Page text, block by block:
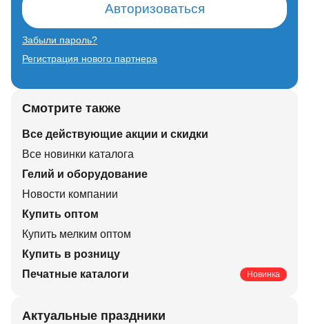
Авторизоваться
Забыли пароль?
Регистрация нового партнера
Смотрите также
Все действующие акции и скидки
Все новинки каталога
Гелий и оборудование
Новости компании
Купить оптом
Купить мелким оптом
Купить в розницу
Печатные каталоги
Новинка
Актуальные праздники